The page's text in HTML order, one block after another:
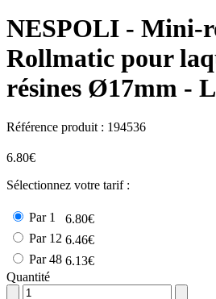
NESPOLI - Mini-
Rollmatic pour
résines Ø17mm -
Référence produit : 194536
6.80€
Sélectionnez votre tarif :
Par 1
6.80€
Par 12 6.46€
Par 48 6.13€
Quantité